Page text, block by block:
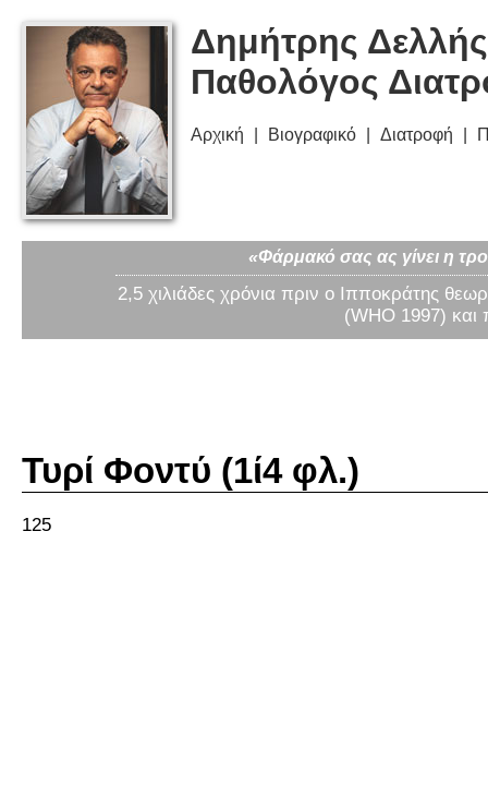
Δημήτρης
Παθολόγος
Αρχική Βιογραφικό Διατροφή
«Φάρμακό σας ας γίνει η
2,5 χιλιάδες χρόνια πριν ο Ιπποκράτης
(WHO 1997) και
Τυρί Φοντύ (1ί4 φλ.)
125